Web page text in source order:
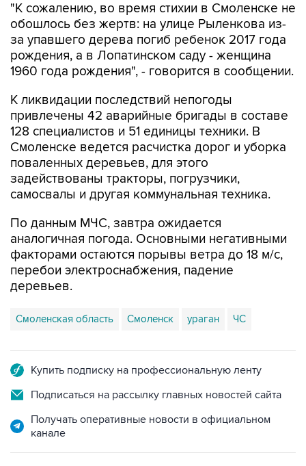
"К сожалению, во время стихии в Смоленске не
обошлось без жертв: на улице Рыленкова из-
за упавшего дерева погиб ребенок 2017 года
рождения, а в Лопатинском саду - женщина
1960 года рождения", - говорится в сообщении.
К ликвидации последствий непогоды
привлечены 42 аварийные бригады в составе
128 специалистов и 51 единицы техники. В
Смоленске ведется расчистка дорог и уборка
поваленных деревьев, для этого
задействованы тракторы, погрузчики,
самосвалы и другая коммунальная техника.
По данным МЧС, завтра ожидается
аналогичная погода. Основными негативными
факторами остаются порывы ветра до 18 м/с,
перебои электроснабжения, падение
деревьев.
Смоленская область Смоленск ураган ЧС
Купить подписку на профессиональную ленту
Подписаться на рассылку главных новостей сайта
Получать оперативные новости в официальном
канале